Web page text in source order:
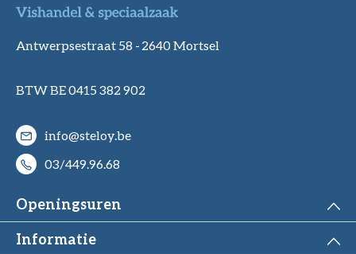
Antwerpsestraat 58 - 2640 Mortsel
BTW BE 0415 382 902
info@steloy.be
03/449.96.68
Openingsuren
Informatie